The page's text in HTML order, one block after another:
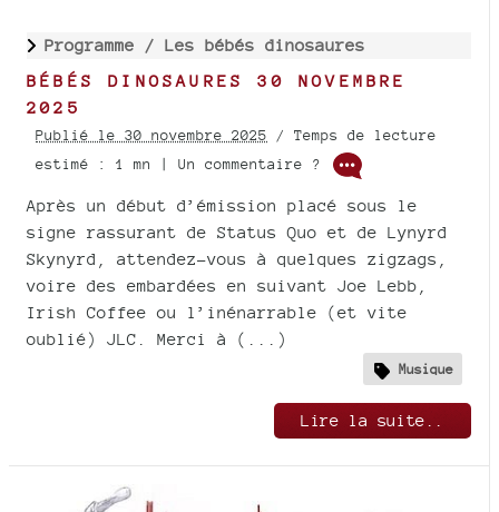
Programme / Les bébés dinosaures
BÉBÉS DINOSAURES 30 NOVEMBRE
2025
Publié le 30 novembre 2025 / Temps de lecture
estimé : 1 mn | Un commentaire ?
Après un début d’émission placé sous le
signe rassurant de Status Quo et de Lynyrd
Skynyrd, attendez-vous à quelques zigzags,
voire des embardées en suivant Joe Lebb,
Irish Coffee ou l’inénarrable (et vite
oublié) JLC. Merci à (...)
Musique
Lire la suite..